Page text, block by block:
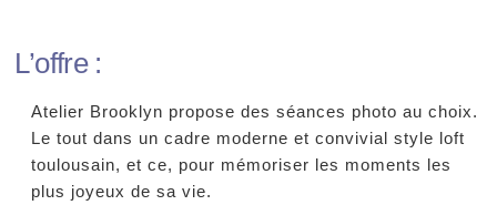
L’offre :
Atelier Brooklyn propose des séances photo au choix.
Le tout dans un cadre moderne et convivial style loft
toulousain, et ce, pour mémoriser les moments les
plus joyeux de sa vie.